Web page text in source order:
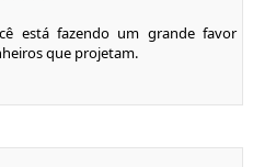
está fazendo um grande favor
que projetam.